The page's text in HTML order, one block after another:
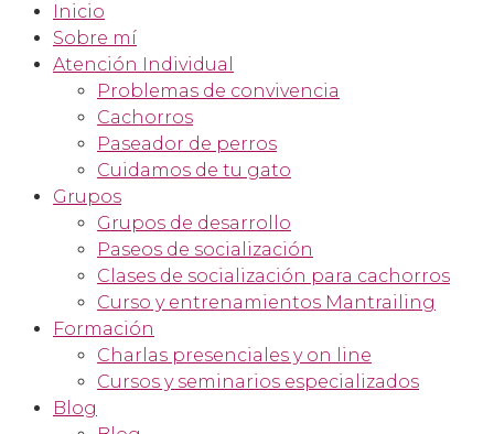
Inicio
Sobre mí
Atención Individual
Problemas de convivencia
Cachorros
Paseador de perros
Cuidamos de tu gato
Grupos
Grupos de desarrollo
Paseos de socialización
Clases de socialización para cachorros
Curso y entrenamientos Mantrailing
Formación
Charlas presenciales y on line
Cursos y seminarios especializados
Blog